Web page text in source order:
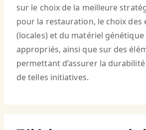
sur le choix de la meilleure
pour la restauration, le choix des
(locales) et du matériel génétique
appropriés, ainsi que sur des
permettant d’assurer la
de telles initiatives.